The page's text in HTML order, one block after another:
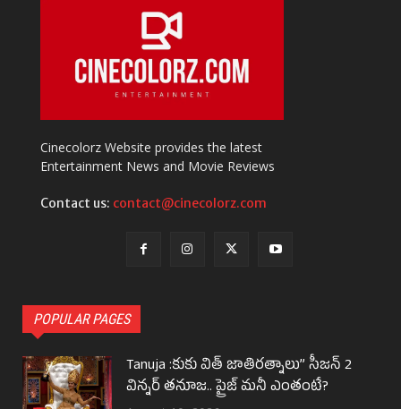
Cinecolorz Website provides the latest
Entertainment News and Movie Reviews
Contact us: contact@cinecolorz.com
POPULAR PAGES
Tanuja :కుకు విత్ జాతిరత్నాలు” సీజన్ 2
విన్నర్ తనూజ.. ప్రైజ్ మనీ ఎంతంటే?